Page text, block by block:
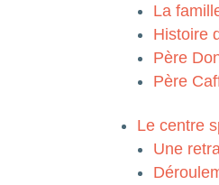
La
Histoire
Père
Père
Le centre
Une